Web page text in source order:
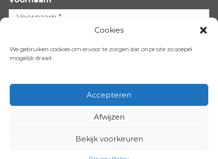
Cookies
We gebruiken cookies om ervoor te zorgen dat onze site zo soepel
mogelijk draait.
Accepteren
Afwijzen
Bekijk voorkeuren
VOLG ONS OP: